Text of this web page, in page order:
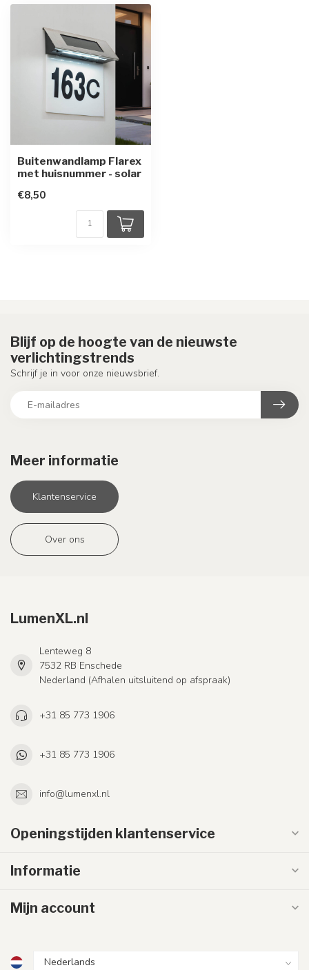
Buitenwandlamp Flarex
met huisnummer - solar
€8,50
Meer informatie
Klantenservice
Over ons
Blijf op de hoogte van de nieuwste
verlichtingstrends
Schrijf je in voor onze nieuwsbrief.
LumenXL.nl
Lenteweg 8
7532 RB Enschede
Nederland (Afhalen uitsluitend op afspraak)
+31 85 773 1906
+31 85 773 1906
info@lumenxl.nl
Openingstijden klantenservice
Informatie
Mijn account